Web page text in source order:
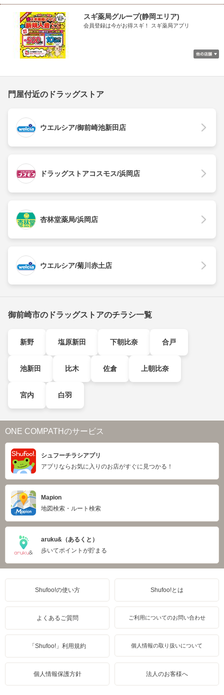
スギ薬局グループ(静岡エリア)
会員登録は今がお得スギ！ スギ薬局アプリ
門屋付近のドラッグストア
ウエルシア/御前崎池新田店
ドラッグストアコスモス/浜岡店
杏林堂薬局/浜岡店
ウエルシア/菊川赤土店
御前崎市のドラッグストアのチラシ一覧
新野 塩原新田 下朝比奈 合戸
池新田 比木 佐倉 上朝比奈
宮内 白羽
ONE COMPATHのサービス
シュフーチラシアプリ
アプリならお気に入りのお店がすぐに見つかる！
Mapion
地図検索・ルート検索
aruku&（あるくと）
歩いてポイントが貯まる
Shufoo!の使い方 Shufoo!とは
よくあるご質問 ご利用についてのお問い合わせ
「Shufoo!」利用規約 個人情報の取り扱いについて
個人情報保護方針 法人のお客様へ